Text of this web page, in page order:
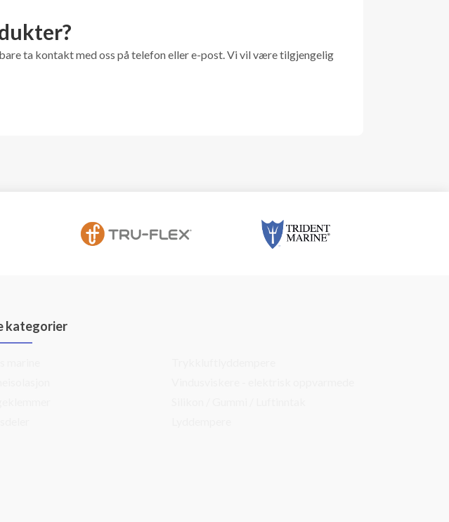
ta kontakt med oss på telefon eller e-post. Vi vil være tilgjengelig
kategorier